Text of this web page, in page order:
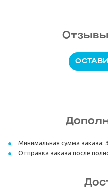
Отзывы
Минимальная сумма заказа:
Отправка заказа после